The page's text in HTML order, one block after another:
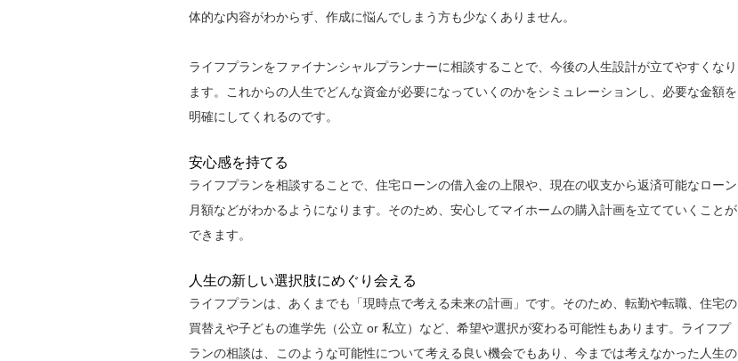
体的な内容がわからず、作成に悩んでしまう方も少なくありません。
ライフプランをファイナンシャルプランナーに相談することで、今後の人生設計が立てやすくなり
ます。これからの人生でどんな資金が必要になっていくのかをシミュレーションし、必要な金額を
明確にしてくれるのです。
安心感を持てる
ライフプランを相談することで、住宅ローンの借入金の上限や、現在の収支から返済可能なローン
月額などがわかるようになります。そのため、安心してマイホームの購入計画を立てていくことが
できます。
人生の新しい選択肢にめぐり会える
ライフプランは、あくまでも「現時点で考える未来の計画」です。そのため、転勤や転職、住宅の
買替えや子どもの進学先（公立 or 私立）など、希望や選択が変わる可能性もあります。ライフプ
ランの相談は、このような可能性について考える良い機会でもあり、今までは考えなかった人生の